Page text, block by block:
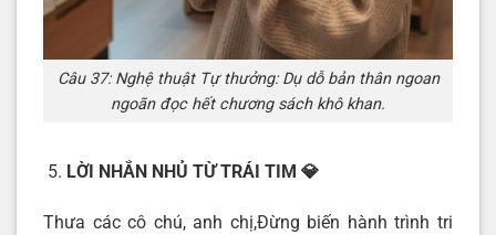
Câu 37: Nghệ thuật Tự thưởng: Dụ dỗ bản thân ngoan
ngoãn đọc hết chương sách khô khan.
LỜI NHẮN NHỦ TỪ TRÁI TIM 💎
Thưa các cô chú, anh chị,Đừng biến hành trình tri